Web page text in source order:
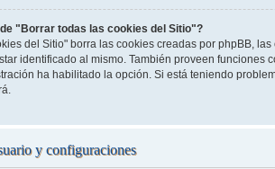
"Borrar todas las cookies del Sitio"?
del Sitio" borra las cookies creadas por phpBB,
identificado al mismo. También proveen funciones
ha habilitado la opción. Si está teniendo
y configuraciones